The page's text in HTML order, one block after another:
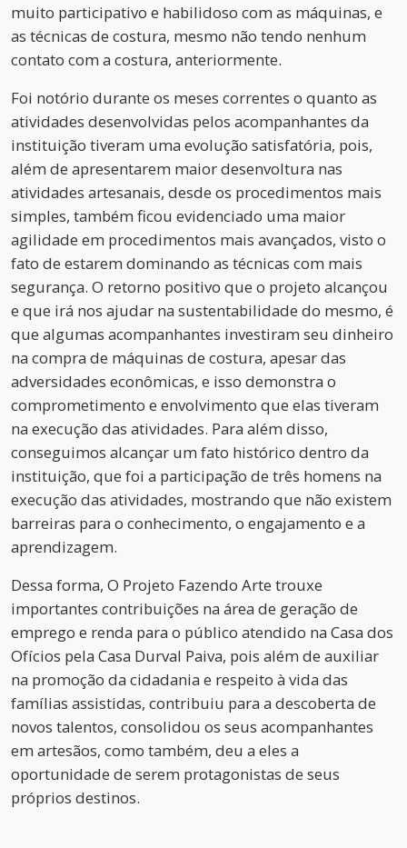
muito participativo e habilidoso com as máquinas, e
as técnicas de costura, mesmo não tendo nenhum
contato com a costura, anteriormente.
Foi notório durante os meses correntes o quanto as
atividades desenvolvidas pelos acompanhantes da
instituição tiveram uma evolução satisfatória, pois,
além de apresentarem maior desenvoltura nas
atividades artesanais, desde os procedimentos mais
simples, também ficou evidenciado uma maior
agilidade em procedimentos mais avançados, visto o
fato de estarem dominando as técnicas com mais
segurança. O retorno positivo que o projeto alcançou
e que irá nos ajudar na sustentabilidade do mesmo, é
que algumas acompanhantes investiram seu dinheiro
na compra de máquinas de costura, apesar das
adversidades econômicas, e isso demonstra o
comprometimento e envolvimento que elas tiveram
na execução das atividades. Para além disso,
conseguimos alcançar um fato histórico dentro da
instituição, que foi a participação de três homens na
execução das atividades, mostrando que não existem
barreiras para o conhecimento, o engajamento e a
aprendizagem.
Dessa forma, O Projeto Fazendo Arte trouxe
importantes contribuições na área de geração de
emprego e renda para o público atendido na Casa dos
Ofícios pela Casa Durval Paiva, pois além de auxiliar
na promoção da cidadania e respeito à vida das
famílias assistidas, contribuiu para a descoberta de
novos talentos, consolidou os seus acompanhantes
em artesãos, como também, deu a eles a
oportunidade de serem protagonistas de seus
próprios destinos.